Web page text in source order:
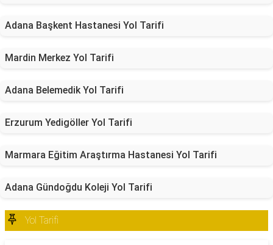
Adana Başkent Hastanesi Yol Tarifi
Mardin Merkez Yol Tarifi
Adana Belemedik Yol Tarifi
Erzurum Yedigöller Yol Tarifi
Marmara Eğitim Araştırma Hastanesi Yol Tarifi
Adana Gündoğdu Koleji Yol Tarifi
Yol Tarifi